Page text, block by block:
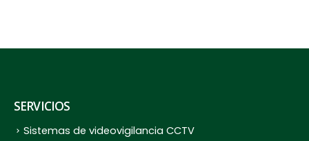
SERVICIOS
Sistemas de videovigilancia CCTV